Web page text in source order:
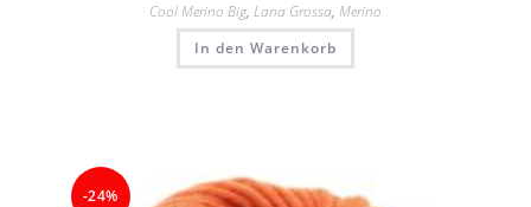
Cool Merino Big, Lana Grossa, Merino
In den Warenkorb
-24%